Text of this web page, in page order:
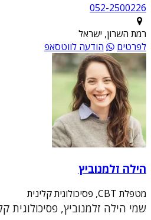
052-2500226
רמת השרון, ישראל
לפרטים
הודעה לווטסאפ
הילה זלמנוביץ
מטפלת CBT, פסיכולוגית קלינית
שמי הילה זלמנוביץ,